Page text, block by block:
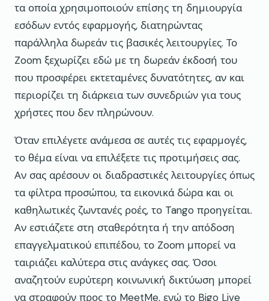
τα οποία χρησιμοποιούν επίσης τη δημιουργία
εσόδων εντός εφαρμογής, διατηρώντας
παράλληλα δωρεάν τις βασικές λειτουργίες. Το
Zoom ξεχωρίζει εδώ με τη δωρεάν έκδοσή του
που προσφέρει εκτεταμένες δυνατότητες, αν και
περιορίζει τη διάρκεια των συνεδριών για τους
χρήστες που δεν πληρώνουν.
Όταν επιλέγετε ανάμεσα σε αυτές τις εφαρμογές,
το θέμα είναι να επιλέξετε τις προτιμήσεις σας.
Αν σας αρέσουν οι διαδραστικές λειτουργίες όπως
τα φίλτρα προσώπου, τα εικονικά δώρα και οι
καθηλωτικές ζωντανές ροές, το Tango προηγείται.
Αν εστιάζετε στη σταθερότητα ή την απόδοση
επαγγελματικού επιπέδου, το Zoom μπορεί να
ταιριάζει καλύτερα στις ανάγκες σας. Όσοι
αναζητούν ευρύτερη κοινωνική δικτύωση μπορεί
να στραφούν προς το MeetMe, ενώ το Bigo Live